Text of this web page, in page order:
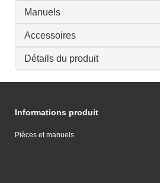
Manuels
Accessoires
Détails du produit
Informations produit
Pièces et manuels